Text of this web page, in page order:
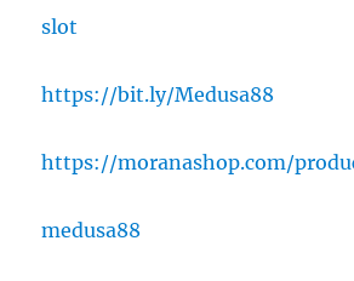
slot
https://bit.ly/Medusa88
https://moranashop.com/
medusa88